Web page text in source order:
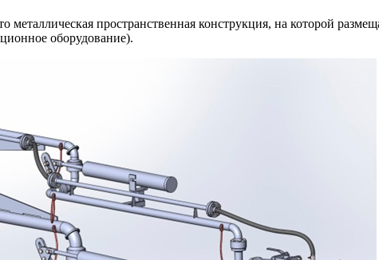
металлическая пространственная конструкция, на которой
оборудование).